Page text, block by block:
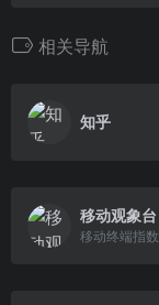
相关导航
知乎
移动观象台
移动终端指数